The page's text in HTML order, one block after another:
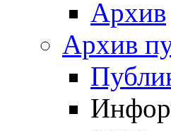
Архив
Архив